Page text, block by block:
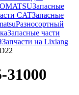
Запасные
CATЗапасные
Разносортный
Запасные части
Запчасти на Lixiang